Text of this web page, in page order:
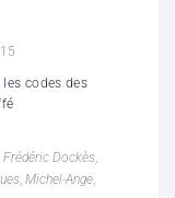
codes des
Frédéric Dockès,
, Michel-Ange,